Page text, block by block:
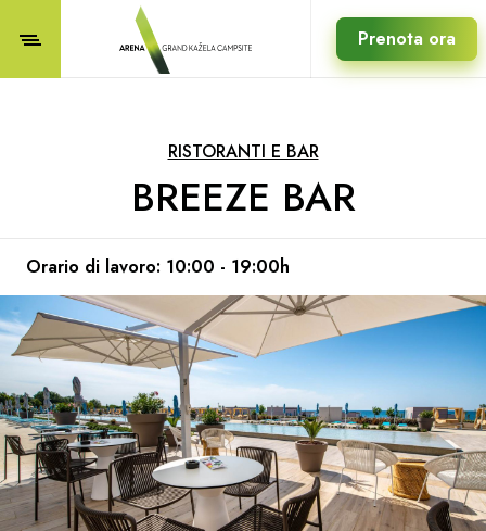
Prenota ora
RISTORANTI E BAR
BREEZE BAR
Orario di lavoro: 10:00 - 19:00h